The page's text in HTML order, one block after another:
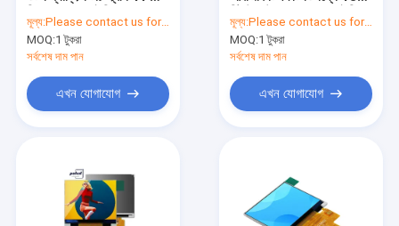
320x240
মূল্য:Please contact us for latest price
MOQ:1 টুকরা
সর্বশেষ দাম পান
এখন যোগাযোগ
এলসিডি প্যানেল
মূল্য:Please contact us for latest price
MOQ:1 টুকরা
সর্বশেষ দাম পান
এখন যোগাযোগ